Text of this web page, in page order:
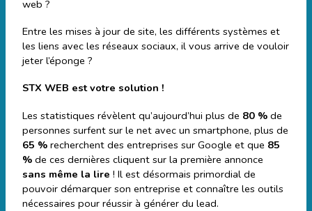
web ?
Entre les mises à jour de site, les différents systèmes et
les liens avec les réseaux sociaux, il vous arrive de vouloir
jeter l’éponge ?
STX WEB est votre solution !
Les statistiques révèlent qu’aujourd’hui plus de 80 % de
personnes surfent sur le net avec un smartphone, plus de
65 % recherchent des entreprises sur Google et que 85
% de ces dernières cliquent sur la première annonce
sans même la lire ! Il est désormais primordial de
pouvoir démarquer son entreprise et connaître les outils
nécessaires pour réussir à générer du lead.